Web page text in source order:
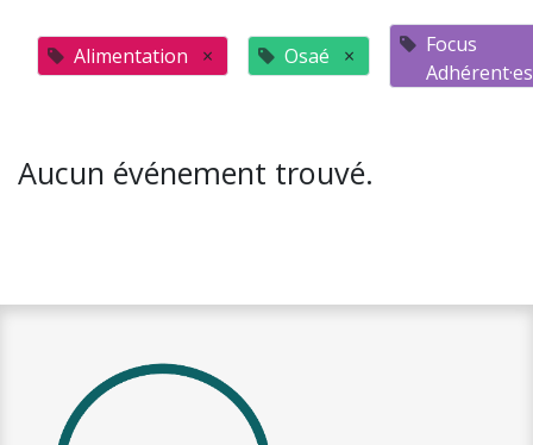
Alimentation × Osaé ×
Focus
Adhérent·es
Aucun événement trouvé.